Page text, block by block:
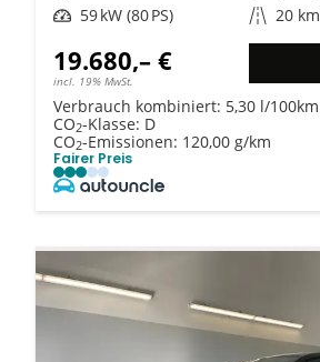
Leistung 59 kW (80 PS) Kilometerstand 20 km
19.680,– €
incl. 19% MwSt.
Verbrauch kombiniert: 5,30 l/100km
CO2-Klasse: D
CO2-Emissionen: 120,00 g/km
Fairer Preis